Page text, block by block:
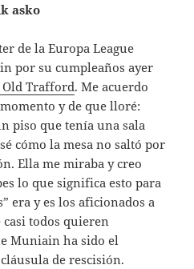
asko
de la Europa League
por su cumpleaños ayer
Old Trafford. Me acuerdo
y de que lloré:
piso que tenía una sala
cómo la mesa no saltó por
Ella me miraba y creo
lo que significa esto para
era y es los aficionados a
todos quieren
Muniain ha sido el
de rescisión.